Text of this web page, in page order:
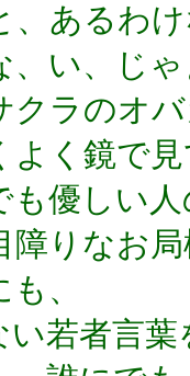
、あるわ
、い、じ
クラのオ
よく鏡で
も優しい
障りなお
、
い若者言